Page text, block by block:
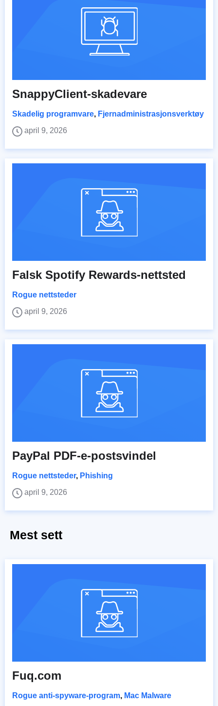
SnappyClient-skadevare
Skadelig programvare, Fjernadministrasjonsverktøy
april 9, 2026
Falsk Spotify Rewards-nettsted
Rogue nettsteder
april 9, 2026
PayPal PDF-e-postsvindel
Rogue nettsteder, Phishing
april 9, 2026
Mest sett
Fuq.com
Rogue anti-spyware-program, Mac Malware